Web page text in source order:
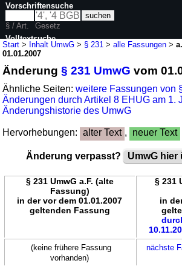
Start > Inhalt UmwG > § 231 >alle Fassungen >
01.01.2007
Änderung§ 231 UmwG vom
Ähnliche Seiten:weitere Fassungen von
Änderungen durch Artikel 8 EHUG am 1.
Änderungshistorie des UmwG
Hervorhebungen: alter Text , neuer Text
Änderung verpasst? UmwG hier
§ 231 UmwG a.F. (alte
Fassung)
in der vor dem 01.01.2007
geltenden Fassung
§ 231
in
(keine frühere Fassung
vorhanden)
nächste
Vorschriftensuche
§ / Art.
Gesetz
Volltextsuche